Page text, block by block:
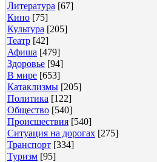
Литература [67]
Кино [75]
Культура [205]
Театр [42]
Афиша [479]
Здоровье [94]
В мире [653]
Катаклизмы [205]
Политика [122]
Общество [540]
Происшествия [540]
Ситуация на дорогах [275]
Транспорт [334]
Туризм [95]